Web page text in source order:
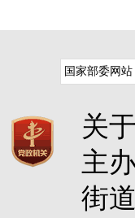
关
主
街